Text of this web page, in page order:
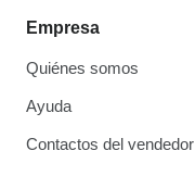
Empresa
Quiénes somos
Ayuda
Contactos del vendedor